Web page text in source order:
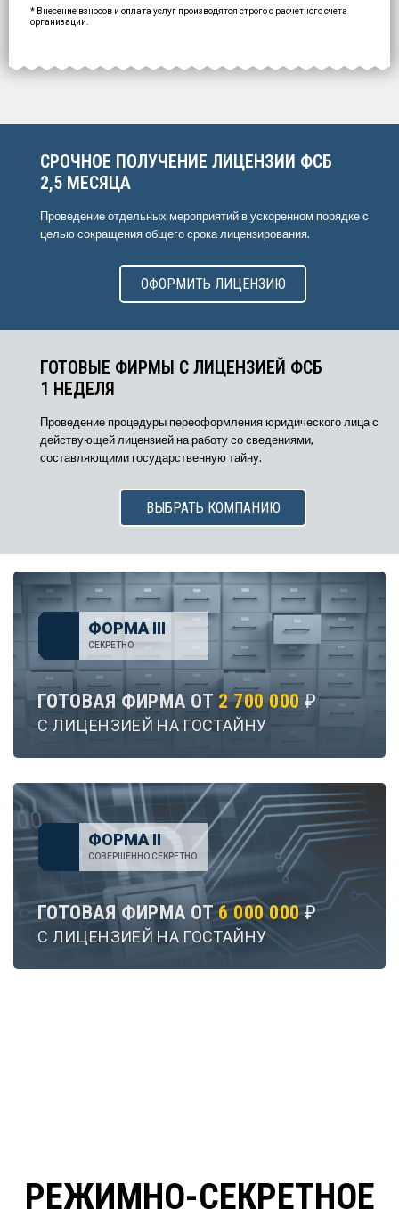
Ваша персональна скидка
-15000
* Внесение взносов и оплата услуг производятся строго с расчетного счета
организации.
ОФОРМИТЬ ЗА 1 ДЕНЬ
СРОЧНОЕ ПОЛУЧЕНИЕ ЛИЦЕНЗИИ ФСБ
2,5 МЕСЯЦА
Проведение отдельных мероприятий в ускоренном порядке с
целью сокращения общего срока лицензирования.
ОФОРМИТЬ ЛИЦЕНЗИЮ
ГОТОВЫЕ ФИРМЫ С ЛИЦЕНЗИЕЙ ФСБ
1 НЕДЕЛЯ
Проведение процедуры переоформления юридического лица с
действующей лицензией на работу со сведениями,
составляющими государственную тайну.
ВЫБРАТЬ КОМПАНИЮ
ФОРМА III
СЕКРЕТНО
ГОТОВАЯ ФИРМА ОТ 2 700 000 ₽
С ЛИЦЕНЗИЕЙ НА ГОСТАЙНУ
ФОРМА II
СОВЕРШЕННО СЕКРЕТНО
ГОТОВАЯ ФИРМА ОТ6 000 000 ₽
С ЛИЦЕНЗИЕЙ НА ГОСТАЙНУ
РЕЖИМНО-СЕКРЕТНОЕ